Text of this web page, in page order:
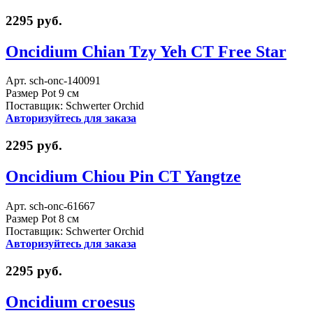
2295 руб.
Oncidium Chian Tzy Yeh CT Free Star
Арт. sch-onc-140091
Размер Pot 9 см
Поставщик: Schwerter Orchid
Авторизуйтесь для заказа
2295 руб.
Oncidium Chiou Pin CT Yangtze
Арт. sch-onc-61667
Размер Pot 8 см
Поставщик: Schwerter Orchid
Авторизуйтесь для заказа
2295 руб.
Oncidium croesus